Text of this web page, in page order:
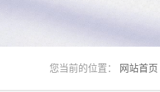
您当前的位置： 网站首页